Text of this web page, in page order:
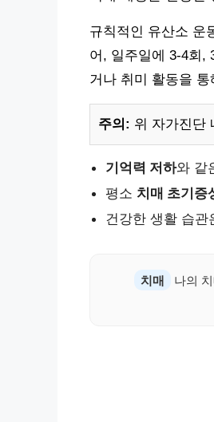
규칙적인 유산소 운
어, 일주일에 3-4회,
거나 취미 활동을
주의: 위 자가진단
기억력 저하와 같
평소 치매 초기증
건강한 생활 습관
치매 나의